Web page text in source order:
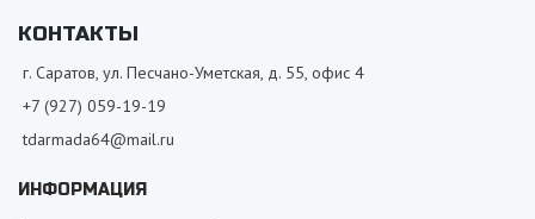
КОНТАКТЫ
г. Саратов, ул. Песчано-Уметская, д. 55, офис 4
+7 (927) 059-19-19
tdarmada64@mail.ru
ИНФОРМАЦИЯ